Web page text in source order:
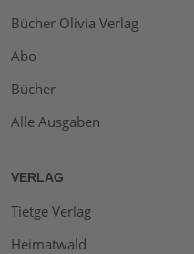
Bücher Olivia Verlag
Abo
Bücher
Alle Ausgaben
VERLAG
Tietge Verlag
Heimatwald